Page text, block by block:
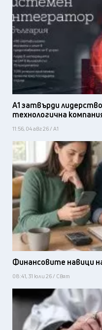
А1 затвърди
технологична
11:56, 04 авг 26 / А1
Финансовите навици
08:41, 31 юли 26 / Свят